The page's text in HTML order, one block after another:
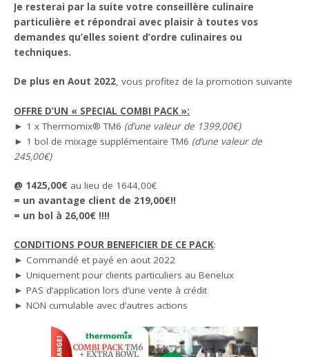
Je resterai par la suite votre conseillère culinaire
particulière et répondrai avec plaisir à toutes vos
demandes qu’elles soient d’ordre culinaires ou
techniques.
De plus en Aout 2022, vous profitez de la promotion suivante
OFFRE D’UN « SPECIAL COMBI PACK »:
► 1 x Thermomix® TM6 (d’une valeur de 1399,00€)
► 1 bol de mixage supplémentaire TM6 (d’une valeur de
245,00€)
@ 1425,00€ au lieu de 1644,00€
= un avantage client de 219,00€!!
= un bol à 26,00€ !!!!
CONDITIONS POUR BENEFICIER DE CE PACK:
► Commandé et payé en aout 2022
► Uniquement pour clients particuliers au Benelux
► PAS d’application lors d’une vente à crédit
► NON cumulable avec d’autres actions